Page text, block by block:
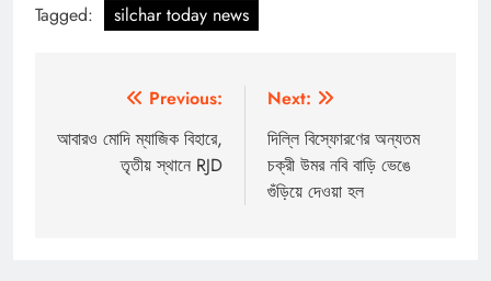
Tagged: silchar today news
navigation
Previous:
আবারও মোদি ম্যাজিক বিহারে,
তৃতীয় স্থানে RJD
Next:
দিল্লি বিস্ফোরণের অন্যতম
চক্রী উমর নবি বাড়ি ভেঙে
গুঁড়িয়ে দেওয়া হল